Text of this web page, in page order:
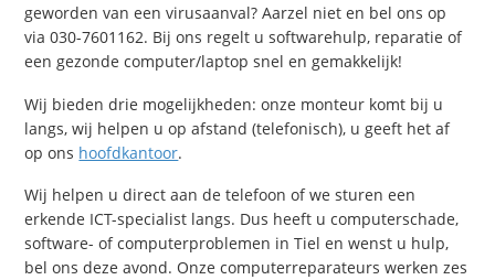
geworden van een virusaanval? Aarzel niet en bel ons op
via 030-7601162. Bij ons regelt u softwarehulp, reparatie of
een gezonde computer/laptop snel en gemakkelijk!
Wij bieden drie mogelijkheden: onze monteur komt bij u
langs, wij helpen u op afstand (telefonisch), u geeft het af
op ons hoofdkantoor.
Wij helpen u direct aan de telefoon of we sturen een
erkende ICT-specialist langs. Dus heeft u computerschade,
software- of computerproblemen in Tiel en wenst u hulp,
bel ons deze avond. Onze computerreparateurs werken zes